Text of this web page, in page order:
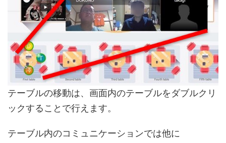
テーブルの移動は、画面内のテーブルをダブルクリ
ックすることで行えます。
テーブル内のコミュニケーションでは他に